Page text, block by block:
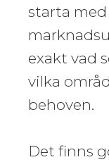
starta
exakt vad
vilka
behoven.
Det finns